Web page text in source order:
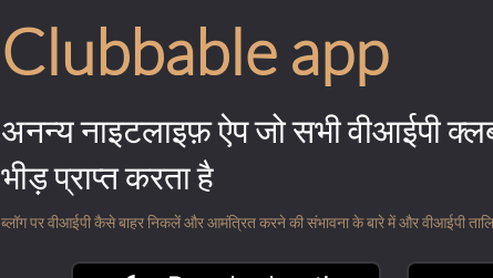
Clubbable app
अनन्य नाइटलाइफ़ ऐप जो सभी वीआईपी
भीड़ प्राप्त करता है
ब्लॉग पर वीआईपी कैसे बाहर निकलें और आमंत्रित करने की संभावना के बारे में और वीआईपी